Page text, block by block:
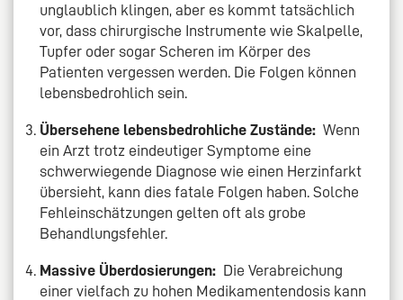
unglaublich klingen, aber es kommt tatsächlich
vor, dass chirurgische Instrumente wie Skalpelle,
Tupfer oder sogar Scheren im Körper des
Patienten vergessen werden. Die Folgen können
lebensbedrohlich sein.
Übersehene lebensbedrohliche Zustände: Wenn
ein Arzt trotz eindeutiger Symptome eine
schwerwiegende Diagnose wie einen Herzinfarkt
übersieht, kann dies fatale Folgen haben. Solche
Fehleinschätzungen gelten oft als grobe
Behandlungsfehler.
Massive Überdosierungen: Die Verabreichung
einer vielfach zu hohen Medikamentendosis kann